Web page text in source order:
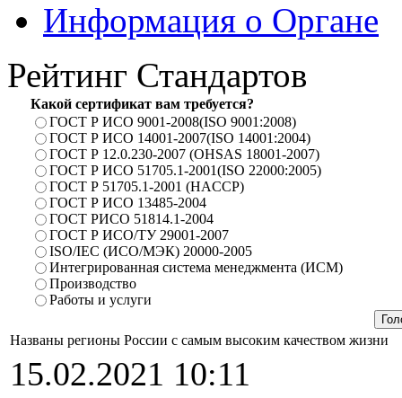
Информация о Органе
Рейтинг Стандартов
Какой сертификат вам требуется?
ГОСТ Р ИСО 9001-2008(ISO 9001:2008)
ГОСТ Р ИСО 14001-2007(ISO 14001:2004)
ГОСТ Р 12.0.230-2007 (OHSAS 18001-2007)
ГОСТ Р ИСО 51705.1-2001(ISO 22000:2005)
ГОСТ Р 51705.1-2001 (HACCP)
ГОСТ Р ИСО 13485-2004
ГОСТ РИСО 51814.1-2004
ГОСТ Р ИСО/ТУ 29001-2007
ISO/IEC (ИСО/МЭК) 20000-2005
Интегрированная система менеджмента (ИСМ)
Производство
Работы и услуги
Названы регионы России с самым высоким качеством жизни
15.02.2021 10:11